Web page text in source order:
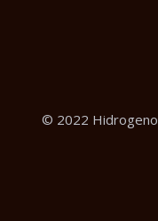
© 2022